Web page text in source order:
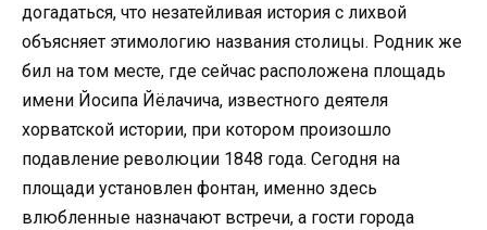
догадаться, что незатейливая история с лихвой
объясняет этимологию названия столицы. Родник же
бил на том месте, где сейчас расположена площадь
имени Йосипа Йёлачича, известного деятеля
хорватской истории, при котором произошло
подавление революции 1848 года. Сегодня на
площади установлен фонтан, именно здесь
влюбленные назначают встречи, а гости города